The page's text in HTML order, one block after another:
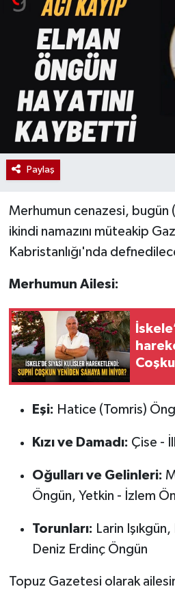
Paylaş
Merhumun cenazesi, bugün
ikindi namazını müteakip
Kabristanlığı'nda
Merhumun Ailesi:
Eşi: Hatice (Tomris)
Kızı ve Damadı: Çise -
Oğulları ve Gelinleri:
Öngün, Yetkin - İzlem
Torunları: Larin
Deniz Erdinç Öngün
Topuz Gazetesi olarak